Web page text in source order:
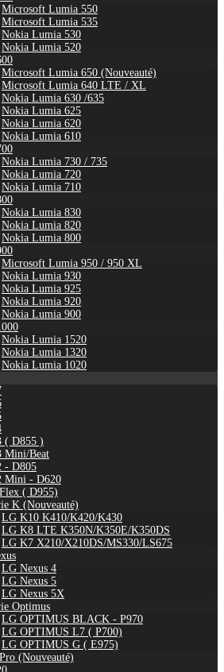
Microsoft Lumia 550
Microsoft Lumia 535
Nokia Lumia 530
Nokia Lumia 520
Microsoft Lumia 650 (Nouveauté)
Microsoft Lumia 640 LTE / XL
Nokia Lumia 630 /635
Nokia Lumia 625
Nokia Lumia 620
Nokia Lumia 610
Nokia Lumia 730 / 735
Nokia Lumia 720
Nokia Lumia 710
Nokia Lumia 830
Nokia Lumia 820
Nokia Lumia 800
Microsoft Lumia 950 / 950 XL
Nokia Lumia 930
Nokia Lumia 925
Nokia Lumia 920
Nokia Lumia 900
Nokia Lumia 1520
Nokia Lumia 1320
Nokia Lumia 1020
( D855 )
Mini/Beat
- D805
Mini - D620
( D955)
K (Nouveauté)
LG K10 K410/K420/K430
LG K8 LTE K350N/K350E/K350DS
LG K7 X210/X210DS/MS330/LS675
LG Nexus 4
LG Nexus 5
LG Nexus 5X
Optimus
LG OPTIMUS BLACK - P970
LG OPTIMUS L7 ( P700)
LG OPTIMUS G ( E975)
(Nouveauté)